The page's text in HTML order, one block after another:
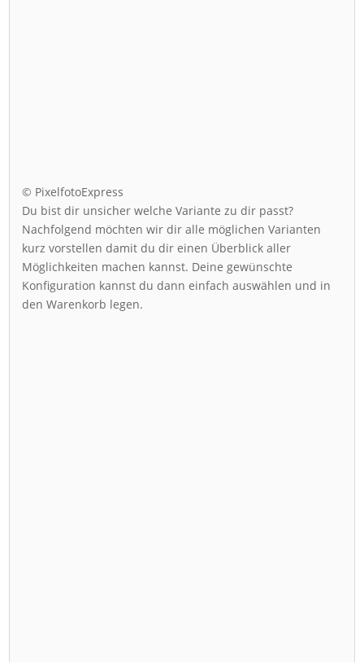
© PixelfotoExpress
Du bist dir unsicher welche Variante zu dir passt?
Nachfolgend möchten wir dir alle möglichen Varianten
kurz vorstellen damit du dir einen Überblick aller
Möglichkeiten machen kannst. Deine gewünschte
Konfiguration kannst du dann einfach auswählen und in
den Warenkorb legen.